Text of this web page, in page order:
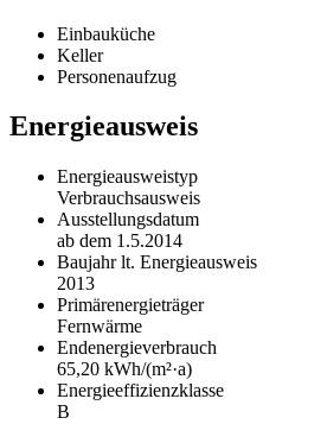
Einbauküche
Keller
Personenaufzug
Energieausweis
Energie­ausweistyp
Verbrauchs­ausweis
Ausstellungs­datum
ab dem 1.5.2014
Baujahr lt. Energie­ausweis
2013
Primär­energie­träger
Fernwärme
Endenergie­verbrauch
65,20 kWh/(m²·a)
Energie­effizienz­klasse
B